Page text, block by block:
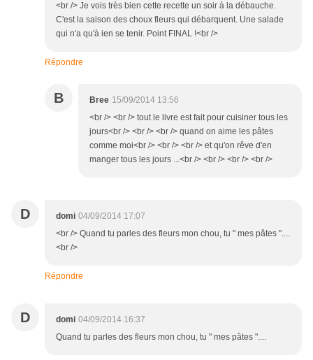
<br /> Je vois très bien cette recette un soir à la débauche.
C'est la saison des choux fleurs qui débarquent. Une salade
qui n'a qu'à ien se tenir. Point FINAL !<br />
Répondre
B Bree 15/09/2014 13:56
<br /> <br /> tout le livre est fait pour cuisiner tous les
jours<br /> <br /> <br /> quand on aime les pâtes
comme moi<br /> <br /> <br /> et qu'on rêve d'en
manger tous les jours ...<br /> <br /> <br /> <br />
D domi 04/09/2014 17:07
<br /> Quand tu parles des fleurs mon chou, tu " mes pâtes "....
<br />
Répondre
D domi 04/09/2014 16:37
Quand tu parles des fleurs mon chou, tu " mes pâtes "....